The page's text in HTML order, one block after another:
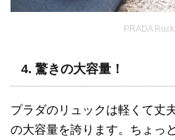
PRADA
4. 驚きの大容量！
プラダのリュックは軽くて丈
の大容量を誇ります。ちょっ